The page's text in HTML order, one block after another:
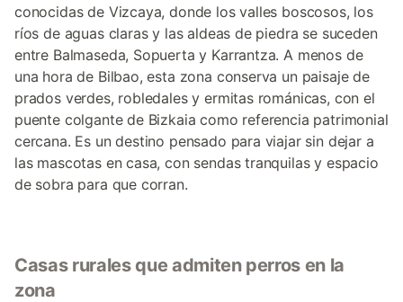
conocidas de Vizcaya, donde los valles boscosos, los
ríos de aguas claras y las aldeas de piedra se suceden
entre Balmaseda, Sopuerta y Karrantza. A menos de
una hora de Bilbao, esta zona conserva un paisaje de
prados verdes, robledales y ermitas románicas, con el
puente colgante de Bizkaia como referencia patrimonial
cercana. Es un destino pensado para viajar sin dejar a
las mascotas en casa, con sendas tranquilas y espacio
de sobra para que corran.
Casas rurales que admiten perros en la
zona